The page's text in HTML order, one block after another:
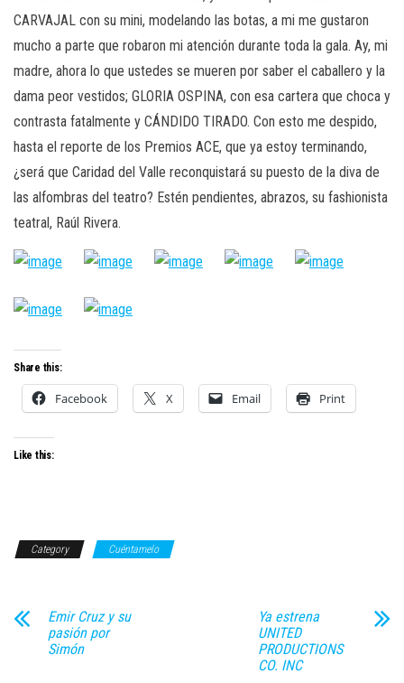
CARVAJAL con su mini, modelando las botas, a mi me gustaron
mucho a parte que robaron mi atención durante toda la gala. Ay, mi
madre, ahora lo que ustedes se mueren por saber el caballero y la
dama peor vestidos; GLORIA OSPINA, con esa cartera que choca y
contrasta fatalmente y CÁNDIDO TIRADO. Con esto me despido,
hasta el reporte de los Premios ACE, que ya estoy terminando,
¿será que Caridad del Valle reconquistará su puesto de la diva de
las alfombras del teatro? Estén pendientes, abrazos, su fashionista
teatral, Raúl Rivera.
Share this:
Facebook X Email Print
Like this:
Category Cuéntamelo
Emir Cruz y su
pasión por
Simón
Ya estrena
UNITED
PRODUCTIONS
CO. INC